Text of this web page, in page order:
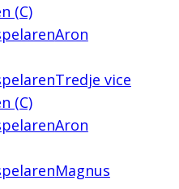
(C)
Aron
Tredje vice
(C)
Aron
Magnus